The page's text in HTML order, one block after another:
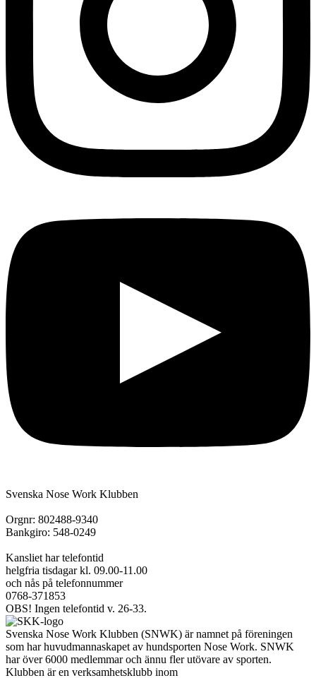
Svenska Nose Work Klubben
Orgnr: 802488-9340
Bankgiro: 548-0249
Kansliet har telefontid
helgfria tisdagar kl. 09.00-11.00
och nås på telefonnummer
0768-371853
OBS! Ingen telefontid v. 26-33.
Svenska Nose Work Klubben (SNWK) är namnet på föreningen
som har huvudmannaskapet av hundsporten Nose Work. SNWK
har över 6000 medlemmar och ännu fler utövare av sporten.
Klubben är en verksamhetsklubb inom